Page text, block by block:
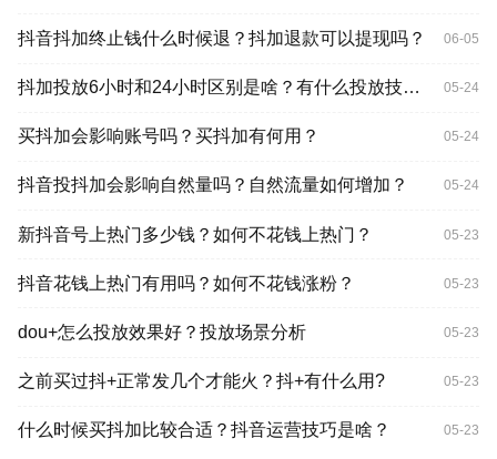
抖音抖加终止钱什么时候退？抖加退款可以提现吗？ 06-05
抖加投放6小时和24小时区别是啥？有什么投放技巧？ 05-24
买抖加会影响账号吗？买抖加有何用？ 05-24
抖音投抖加会影响自然量吗？自然流量如何增加？ 05-24
新抖音号上热门多少钱？如何不花钱上热门？ 05-23
抖音花钱上热门有用吗？如何不花钱涨粉？ 05-23
dou+怎么投放效果好？投放场景分析 05-23
之前买过抖+正常发几个才能火？抖+有什么用? 05-23
什么时候买抖加比较合适？抖音运营技巧是啥？ 05-23